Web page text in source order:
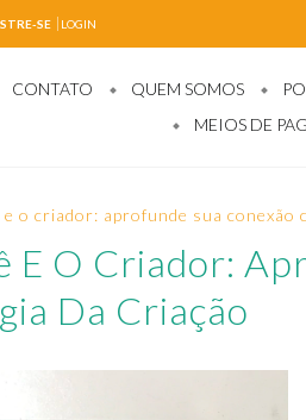
SE LOGIN
CONTATO QUEM SOMOS
MEIOS DE
o criador: aprofunde sua conexão
E O Criador:
Da Criação